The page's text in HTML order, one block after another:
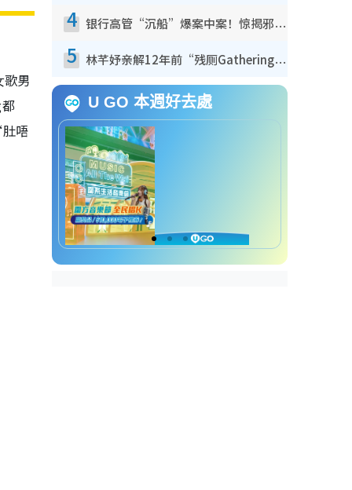
男
唔
4 银行高管“沉船”爆案中案！惊揭邪教洗脑操控卖淫被吞600万，幕后黑手讲多错多
5 林芊妤亲解12年前“残厕Gathering”真相！高层解约一句话重创尊严，至今拒返TVB
U GO 本週好去處